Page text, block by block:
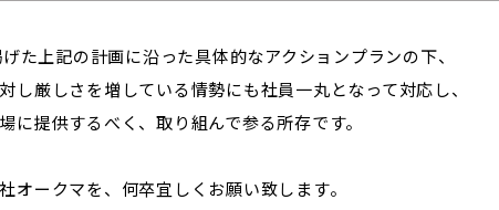
た上記の計画に沿った具体的なアクションプランの下、
し厳しさを増している情勢にも社員一丸となって対応し、
に提供するべく、取り組んで参る所存です。
オークマを、何卒宜しくお願い致します。